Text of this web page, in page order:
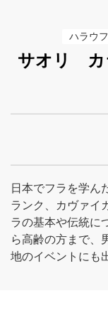
ハラウ
サオリ カ
日本でフラを学ん
ランク、カヴァイ
ラの基本や伝統に
ら高齢の方まで、
地のイベントにも